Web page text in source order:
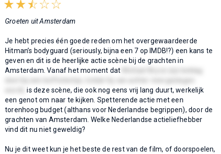
Groeten uit Amsterdam
Je hebt precies één goede reden om het overgewaardeerde
Hitman’s bodyguard (seriously, bijna een 7 op IMDB!?) een kans te
geven en dit is de heerlijke actie scène bij de grachten in
Amsterdam. Vanaf het moment dat
is deze scène, die ook nog eens vrij lang duurt, werkelijk
een genot om naar te kijken. Spetterende actie met een
torenhoog budget (althans voor Nederlandse begrippen), door de
grachten van Amsterdam. Welke Nederlandse actieliefhebber
vind dit nu niet geweldig?
Nu je dit weet kun je het beste de rest van de film, of doorspoelen,